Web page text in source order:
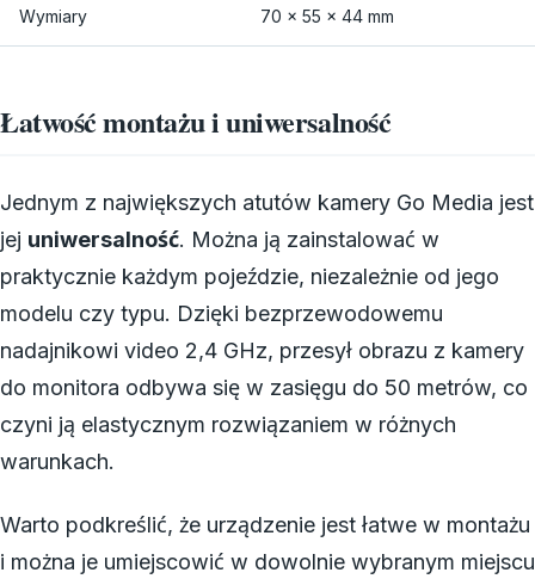
Wymiary 70 x 55 x 44 mm
Łatwość montażu i uniwersalność
Jednym z największych atutów kamery Go Media jest
jej uniwersalność. Można ją zainstalować w
praktycznie każdym pojeździe, niezależnie od jego
modelu czy typu. Dzięki bezprzewodowemu
nadajnikowi video 2,4 GHz, przesył obrazu z kamery
do monitora odbywa się w zasięgu do 50 metrów, co
czyni ją elastycznym rozwiązaniem w różnych
warunkach.
Warto podkreślić, że urządzenie jest łatwe w montażu
i można je umiejscowić w dowolnie wybranym miejscu